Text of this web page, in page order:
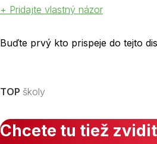
+ Pridajte vlastný názor
Buďte prvý kto prispeje do tejto
TOP školy
Chcete tu tiež